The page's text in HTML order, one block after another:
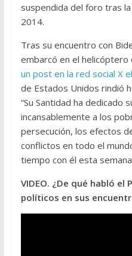
suspendida del foro tras
2014.
Tras su encuentro con
embarcó en el helicóptero
un post en la red social X
de Estados Unidos rindió
“Su Santidad ha dedicado
incansablemente a los
persecución, los efectos
conflictos en todo el
tiempo con él esta semana
VIDEO. ¿De qué habló el
políticos en sus